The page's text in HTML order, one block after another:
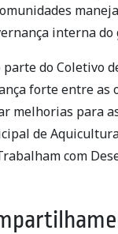
interna do
parte do Coletivo
forte entre as
melhorias para
de
com